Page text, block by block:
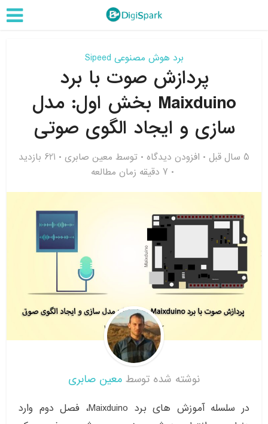
برد هوش مصنوعی Sipeed
پردازش صوت با برد
Maixduino بخش اول: مدل
سازی و ایجاد الگوی صوتی
5 سال قبل افزودن دیدگاه توسط معین صابری
621 بازدید
7 دقیقه زمان مطالعه
نوشته شده توسط معین صابری
در سلسله آموزش های برد Maixduino، فصل دوم وارد